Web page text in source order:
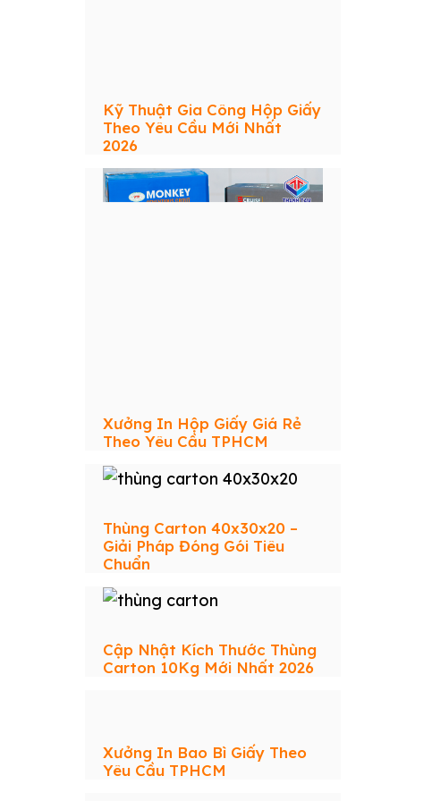
Kỹ Thuật Gia Công Hộp Giấy
Theo Yêu Cầu Mới Nhất
2026
Xưởng In Hộp Giấy Giá Rẻ
Theo Yêu Cầu TPHCM
Thùng Carton 40x30x20 –
Giải Pháp Đóng Gói Tiêu
Chuẩn
Cập Nhật Kích Thước Thùng
Carton 10Kg Mới Nhất 2026
Xưởng In Bao Bì Giấy Theo
Yêu Cầu TPHCM